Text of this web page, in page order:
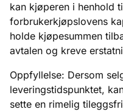
kan kjøperen i henhold
forbrukerkjøpslovens
holde kjøpesummen
avtalen og kreve
Oppfyllelse: Dersom
leveringstidspunktet,
sette en rimelig